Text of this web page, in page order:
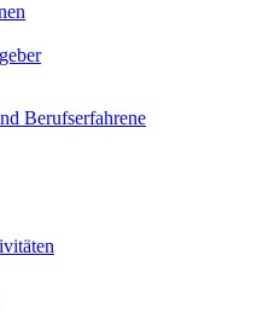
Berufserfahrene